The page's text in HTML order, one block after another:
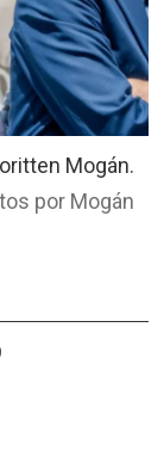
Mogán.
por Mogán